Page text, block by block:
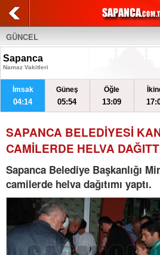
GÜNCEL
Sapanca
Namaz Vakitleri
İmsak
04:14
Güneş
05:54
Öğle
13:09
SAPANCA BELEDİYESİ
CAMİLERDE HELVA
Sapanca Belediye Başkanlığı
camilerde helva dağıtımı yaptı.